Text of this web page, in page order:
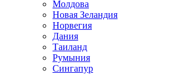
Молдова
Новая Зеландия
Норвегия
Дания
Таиланд
Румыния
Сингапур